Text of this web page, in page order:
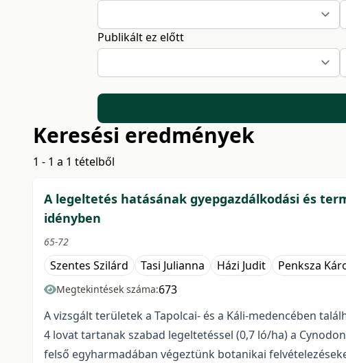
Publikált ez előtt
Keresési eredmények
1 - 1 a 1 tételből
A legeltetés hatásának gyepgazdálkodási és
idényben
65-72
Szentes Szilárd Tasi Julianna Házi Judit Penksza
Megtekintések száma:673
A vizsgált területek a Tapolcai- és a Káli-medencében
4 lovat tartanak szabad legeltetéssel (0,7 ló/ha) a
felső egyharmadában végeztünk botanikai